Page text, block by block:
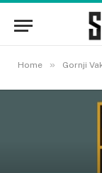
Home » Gornji